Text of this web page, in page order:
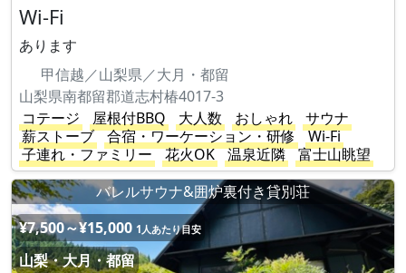
Wi-Fi
あります
甲信越／山梨県／大月・都留
山梨県南都留郡道志村椿4017-3
コテージ
屋根付BBQ 大人数 おしゃれ
サウナ
薪ストーブ
合宿・ワーケーション・研修
Wi-Fi
子連れ・ファミリー
花火OK 温泉近隣
富士山眺望
バレルサウナ&囲炉裏付き貸別荘
¥7,500～¥15,000 1人あたり目安
山梨・大月・都留